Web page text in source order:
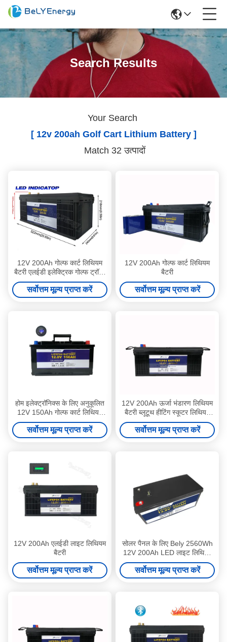
Search Results
Your Search
[ 12v 200ah Golf Cart Lithium Battery ]
Match 32 उत्पादों
12V 200Ah गोल्फ कार्ट लिथियम
बैटरी एलईडी इलेक्ट्रिक गोल्फ ट्रॉली
लिथियम बैटरी
सर्वोत्तम मूल्य प्राप्त करें
12V 200Ah गोल्फ कार्ट लिथियम
बैटरी
सर्वोत्तम मूल्य प्राप्त करें
होम इलेक्ट्रॉनिक्स के लिए अनुकूलित
12V 150Ah गोल्फ कार्ट लिथियम
बैटरी बैकअप
सर्वोत्तम मूल्य प्राप्त करें
12V 200Ah ऊर्जा भंडारण लिथियम
बैटरी ब्लूटूथ हीटिंग स्कूटर लिथियम
बैटरी
सर्वोत्तम मूल्य प्राप्त करें
12V 200Ah एलईडी लाइट लिथियम
बैटरी
सर्वोत्तम मूल्य प्राप्त करें
सोलर पैनल के लिए Bely 2560Wh
12V 200Ah LED लाइट लिथियम
बैटरी
सर्वोत्तम मूल्य प्राप्त करें